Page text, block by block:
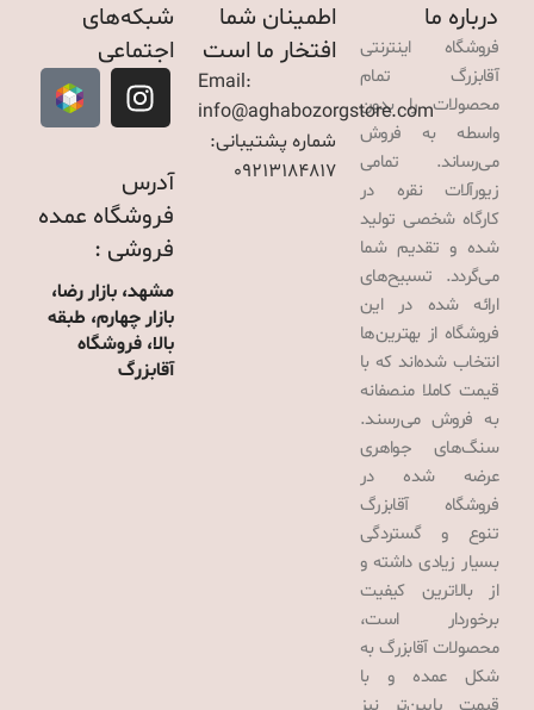
درباره ما
فروشگاه اینترنتی
آقابزرگ تمام
محصولات را بدون
واسطه به فروش
می‌رساند. تمامی
زیورآلات نقره در
کارگاه شخصی تولید
شده و تقدیم شما
می‌گردد. تسبیح‌های
ارائه شده در این
فروشگاه از بهترین‌ها
انتخاب شده‌اند که با
قیمت کاملا منصفانه
به فروش می‌رسند.
سنگ‌های جواهری
عرضه شده در
فروشگاه آقابزرگ
تنوع و گستردگی
بسیار زیادی داشته و
از بالاترین کیفیت
برخوردار است،
محصولات آقابزرگ به
شکل عمده و با
اطمینان شما
افتخار ما است
Email:
info@aghabozorgstore.com
شماره پشتیبانی:
09213184817
شبکه‌های
اجتماعی
آدرس
فروشگاه عمده
فروشی :
مشهد، بازار رضا،
بازار چهارم، طبقه
بالا، فروشگاه
آقابزرگ